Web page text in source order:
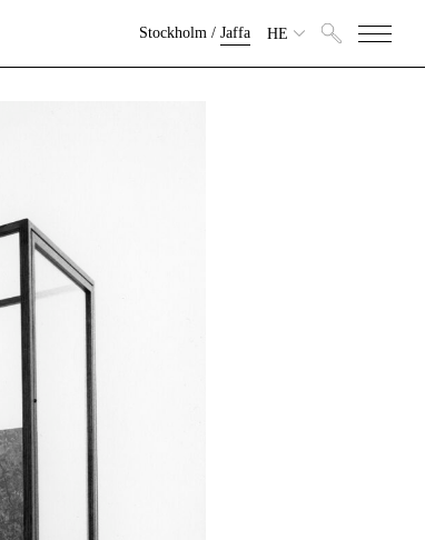
Stockholm/ Jaffa HE